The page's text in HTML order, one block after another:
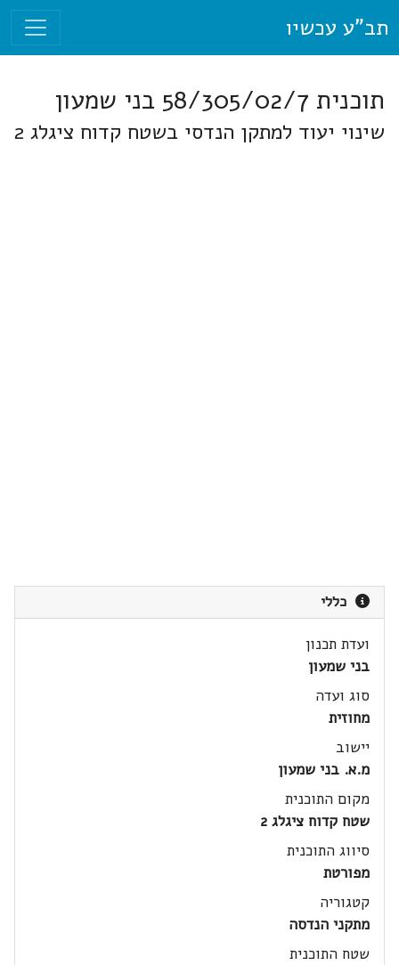
תב"ע עכשיו
תוכנית 58/305/02/7 בני שמעון
שינוי יעוד למתקן הנדסי בשטח קדוח ציגלג 2
כללי
ועדת תכנון
בני שמעון
סוג ועדה
מחוזית
יישוב
מ.א. בני שמעון
מקום התוכנית
שטח קדוח ציגלג 2
סיווג התוכנית
מפורטת
קטגוריה
מתקני הנדסה
שטח התוכנית